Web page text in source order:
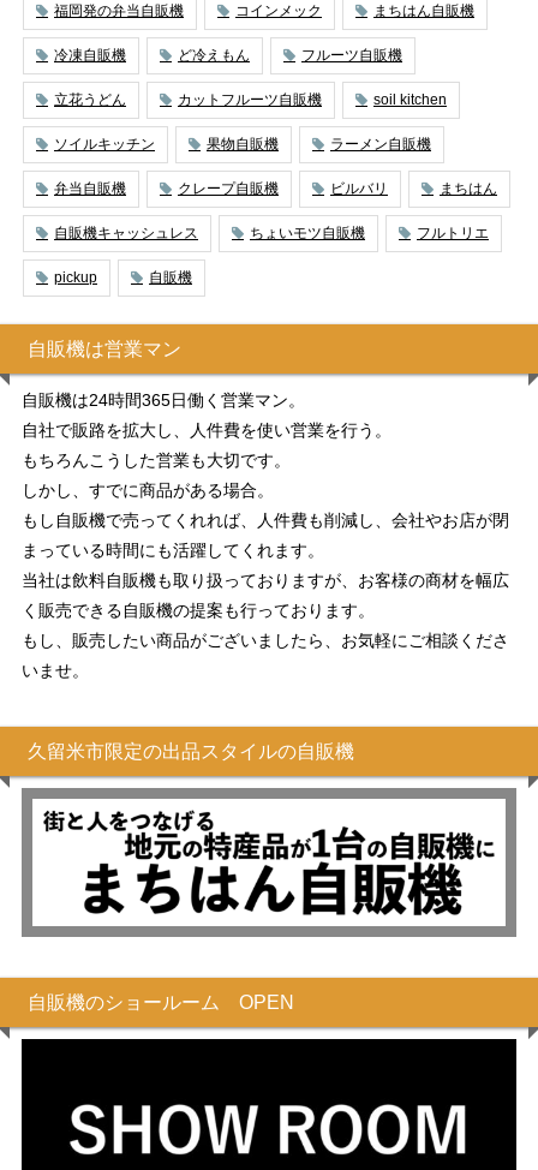
福岡発の弁当自販機 コインメック まちはん自販機
冷凍自販機 ど冷えもん フルーツ自販機
立花うどん カットフルーツ自販機 soil kitchen
ソイルキッチン 果物自販機 ラーメン自販機
弁当自販機 クレープ自販機 ビルバリ まちはん
自販機キャッシュレス ちょいモツ自販機 フルトリエ
pickup 自販機
自販機は営業マン
自販機は24時間365日働く営業マン。
自社で販路を拡大し、人件費を使い営業を行う。
もちろんこうした営業も大切です。
しかし、すでに商品がある場合。
もし自販機で売ってくれれば、人件費も削減し、会社やお店が閉
まっている時間にも活躍してくれます。
当社は飲料自販機も取り扱っておりますが、お客様の商材を幅広
く販売できる自販機の提案も行っております。
もし、販売したい商品がございましたら、お気軽にご相談くださ
いませ。
久留米市限定の出品スタイルの自販機
自販機のショールーム OPEN